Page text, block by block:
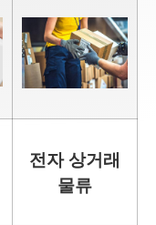
전자 상거래
물류